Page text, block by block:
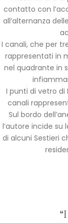
contatto con
all’alternanza
I canali, che per
rappresentati in
nel quadrante in
I punti di vetro di
canali
Sul bordo
l’autore incide su
di alcuni Sestieri